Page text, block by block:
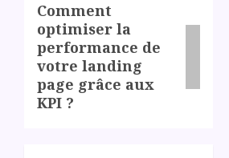
Next
post:
Comment
optimiser la
performance de
votre landing
page grâce aux
KPI ?